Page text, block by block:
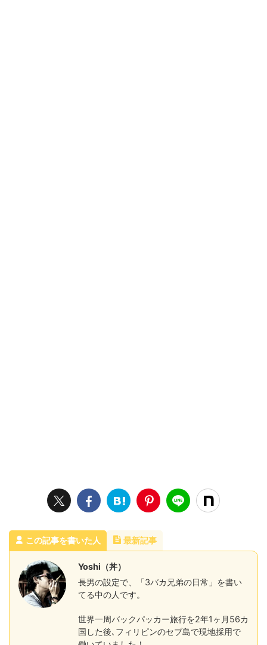
この記事を書いた人 最新記事
Yoshi（丼）
長男の設定で、「3バカ兄弟の日常」を書い
てる中の人です。
世界一周バックパッカー旅行を2年1ヶ月56カ
国した後､フィリピンのセブ島で現地採用で